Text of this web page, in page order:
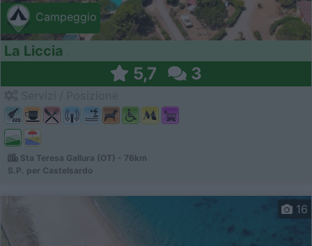
Campeggio
La Liccia
5,7 3
Sta Teresa Gallura (OT) - 76km
S.P. per Castelsardo
16